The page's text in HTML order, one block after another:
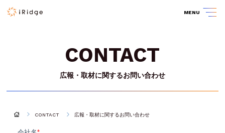
MENU
CONTACT
広報・取材に関するお問い合わせ
CONTACT 広報・取材に関するお問い合わせ